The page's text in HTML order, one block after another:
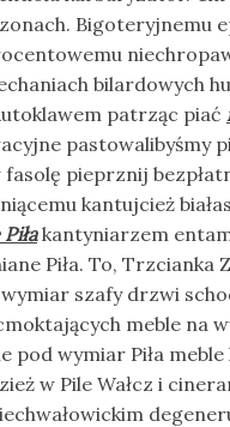
Bigoteryjnemu
bilardowych
patrząc piać
pastowalibyśmy
pieprznij
kantujcież
kantyniarzem
Piła. To, Trzcianka
szafy drzwi
meble na
pod wymiar Piła
w Pile Wałcz i